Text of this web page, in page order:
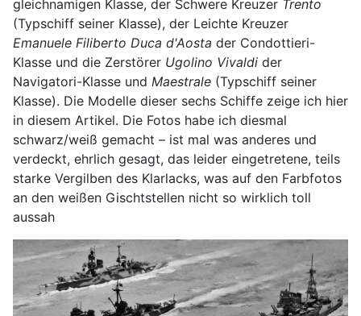
gleichnamigen Klasse, der Schwere Kreuzer Trento
(Typschiff seiner Klasse), der Leichte Kreuzer
Emanuele Filiberto Duca d'Aosta der Condottieri-
Klasse und die Zerstörer Ugolino Vivaldi der
Navigatori-Klasse und Maestrale (Typschiff seiner
Klasse). Die Modelle dieser sechs Schiffe zeige ich hier
in diesem Artikel. Die Fotos habe ich diesmal
schwarz/weiß gemacht – ist mal was anderes und
verdeckt, ehrlich gesagt, das leider eingetretene, teils
starke Vergilben des Klarlacks, was auf den Farbfotos
an den weißen Gischtstellen nicht so wirklich toll
aussah